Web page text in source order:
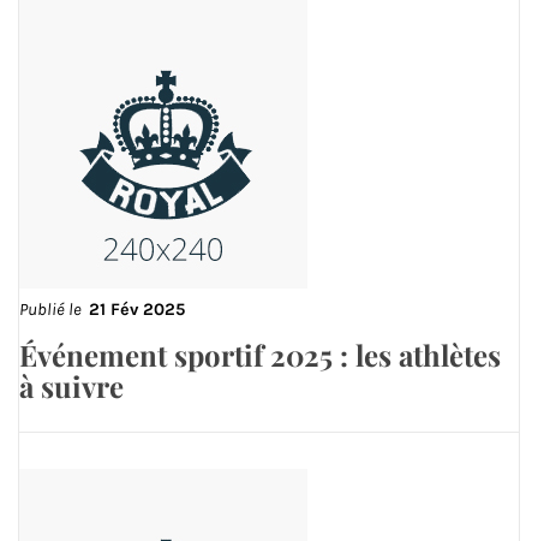
Publié le 21 Fév 2025
Événement sportif 2025 : les athlètes
à suivre